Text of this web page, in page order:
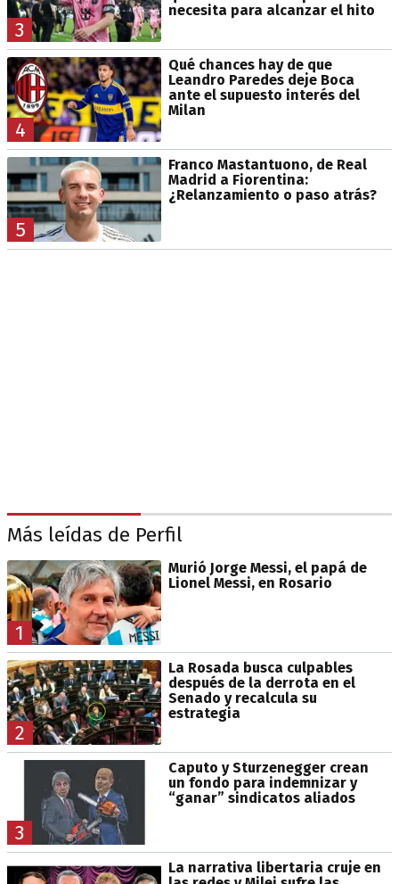
3
necesita para alcanzar el hito
4
Qué chances hay de que
Leandro Paredes deje Boca
ante el supuesto interés del
Milan
5
Franco Mastantuono, de Real
Madrid a Fiorentina:
¿Relanzamiento o paso atrás?
Más leídas de Perfil
1
Murió Jorge Messi, el papá de
Lionel Messi, en Rosario
2
La Rosada busca culpables
después de la derrota en el
Senado y recalcula su
estrategia
3
Caputo y Sturzenegger crean
un fondo para indemnizar y
“ganar” sindicatos aliados
La narrativa libertaria cruje en